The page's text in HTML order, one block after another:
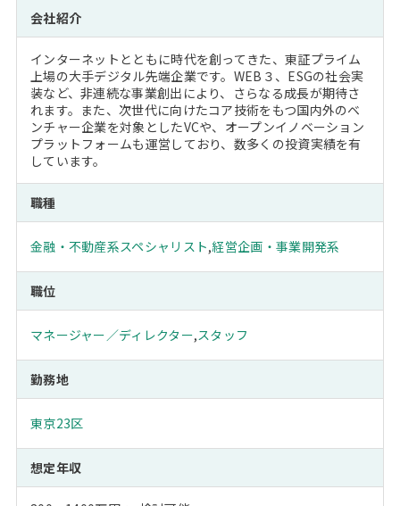
会社紹介
インターネットとともに時代を創ってきた、東証プライム
上場の大手デジタル先端企業です。WEB３、ESGの社会実
装など、非連続な事業創出により、さらなる成長が期待さ
れます。また、次世代に向けたコア技術をもつ国内外のベ
ンチャー企業を対象としたVCや、オープンイノベーション
プラットフォームも運営しており、数多くの投資実績を有
しています。
職種
金融・不動産系スペシャリスト,経営企画・事業開発系
職位
マネージャー／ディレクター,スタッフ
勤務地
東京23区
想定年収